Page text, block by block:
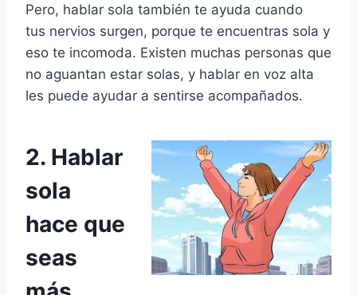
Pero, hablar sola también te ayuda cuando
tus nervios surgen, porque te encuentras sola y
eso te incomoda. Existen muchas personas que
no aguantan estar solas, y hablar en voz alta
les puede ayudar a sentirse acompañados.
2. Hablar
sola
hace que
seas